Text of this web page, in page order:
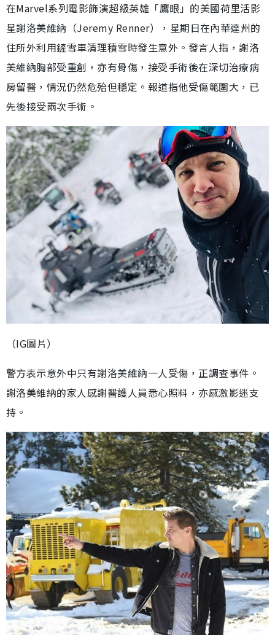
在Marvel系列電影飾演超級英雄「鷹眼」的美國荷里活影
星謝洛美維納（Jeremy Renner），星期日在內華達州的
住所外利用鏟雪車清理積雪時發生意外。發言人指，謝洛
美維納胸部受重創，亦有骨傷，接受手術後在深切治療病
房留醫，情況仍然危殆但穩定。報道指他受傷範圍大，已
先後接受兩次手術。
（IG圖片）
警方表示意外中只有謝洛美維納一人受傷，正調查事件。
謝洛美維納的家人感謝醫護人員悉心照料，亦感激影迷支
持。